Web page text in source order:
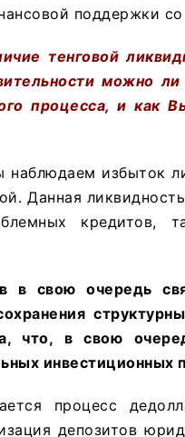
поддержки со
тенговой
можно ли
процесса, и как
избыток
Данная
кредитов,
в свою очередь
что, в свою
инвестиционных
процесс
депозитов